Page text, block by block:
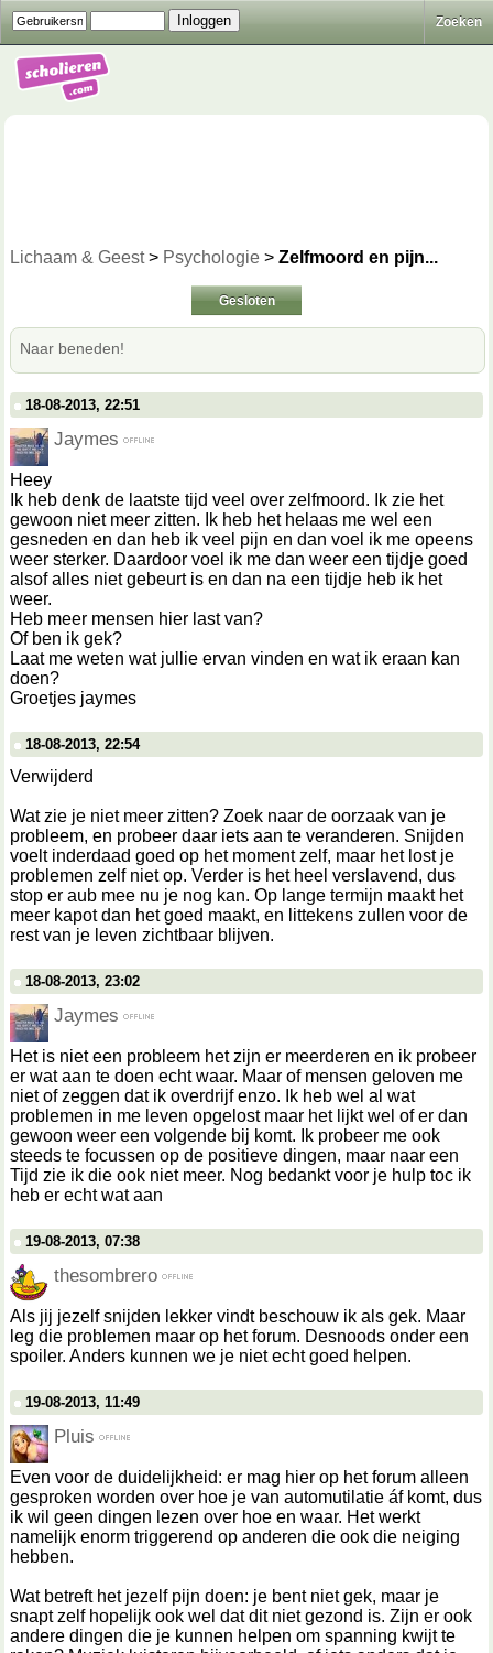
Zoeken
Lichaam & Geest> Psychologie > Zelfmoord en pijn...
Gesloten
Naar beneden!
18-08-2013, 22:51
Jaymes
Heey
Ik heb denk de laatste tijd veel over zelfmoord. Ik zie het
gewoon niet meer zitten. Ik heb het helaas me wel een
gesneden en dan heb ik veel pijn en dan voel ik me opeens
weer sterker. Daardoor voel ik me dan weer een tijdje goed
alsof alles niet gebeurt is en dan na een tijdje heb ik het
weer.
Heb meer mensen hier last van?
Of ben ik gek?
Laat me weten wat jullie ervan vinden en wat ik eraan kan
doen?
Groetjes jaymes
18-08-2013, 22:54
Verwijderd
Wat zie je niet meer zitten? Zoek naar de oorzaak van je
probleem, en probeer daar iets aan te veranderen. Snijden
voelt inderdaad goed op het moment zelf, maar het lost je
problemen zelf niet op. Verder is het heel verslavend, dus
stop er aub mee nu je nog kan. Op lange termijn maakt het
meer kapot dan het goed maakt, en littekens zullen voor de
rest van je leven zichtbaar blijven.
18-08-2013, 23:02
Jaymes
Het is niet een probleem het zijn er meerderen en ik probeer
er wat aan te doen echt waar. Maar of mensen geloven me
niet of zeggen dat ik overdrijf enzo. Ik heb wel al wat
problemen in me leven opgelost maar het lijkt wel of er dan
gewoon weer een volgende bij komt. Ik probeer me ook
steeds te focussen op de positieve dingen, maar naar een
Tijd zie ik die ook niet meer. Nog bedankt voor je hulp toc ik
heb er echt wat aan
19-08-2013, 07:38
thesombrero
Als jij jezelf snijden lekker vindt beschouw ik als gek. Maar
leg die problemen maar op het forum. Desnoods onder een
spoiler. Anders kunnen we je niet echt goed helpen.
19-08-2013, 11:49
Pluis
Even voor de duidelijkheid: er mag hier op het forum alleen
gesproken worden over hoe je van automutilatie áf komt, dus
ik wil geen dingen lezen over hoe en waar. Het werkt
namelijk enorm triggerend op anderen die ook die neiging
hebben.
Wat betreft het jezelf pijn doen: je bent niet gek, maar je
snapt zelf hopelijk ook wel dat dit niet gezond is. Zijn er ook
andere dingen die je kunnen helpen om spanning kwijt te